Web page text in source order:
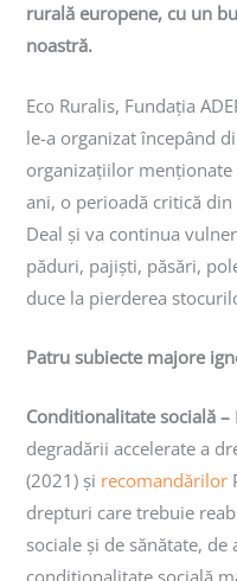
rurală europene, cu un
noastră.
Eco Ruralis, Fundația
le-a organizat începând
organizațiilor
ani, o perioadă critică
Deal și va continua
păduri, pajiști, păsări,
duce la pierderea
Patru subiecte majore
Conditionalitate socială –
degradării accelerate a
(2021) și recomandărilor
drepturi care trebuie
sociale și de sănătate,